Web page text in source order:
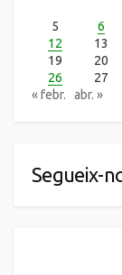
5
6
12
13
19
20
26
27
« febr.
abr. »
Segueix-